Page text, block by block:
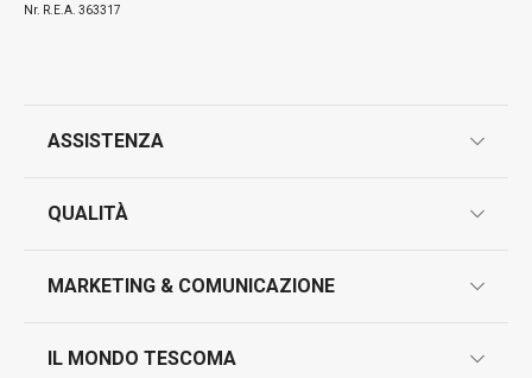
Nr. R.E.A. 363317
ASSISTENZA
contatti
QUALITÀ
test sui prodotti
MARKETING & COMUNICAZIONE
IL MONDO TESCOMA